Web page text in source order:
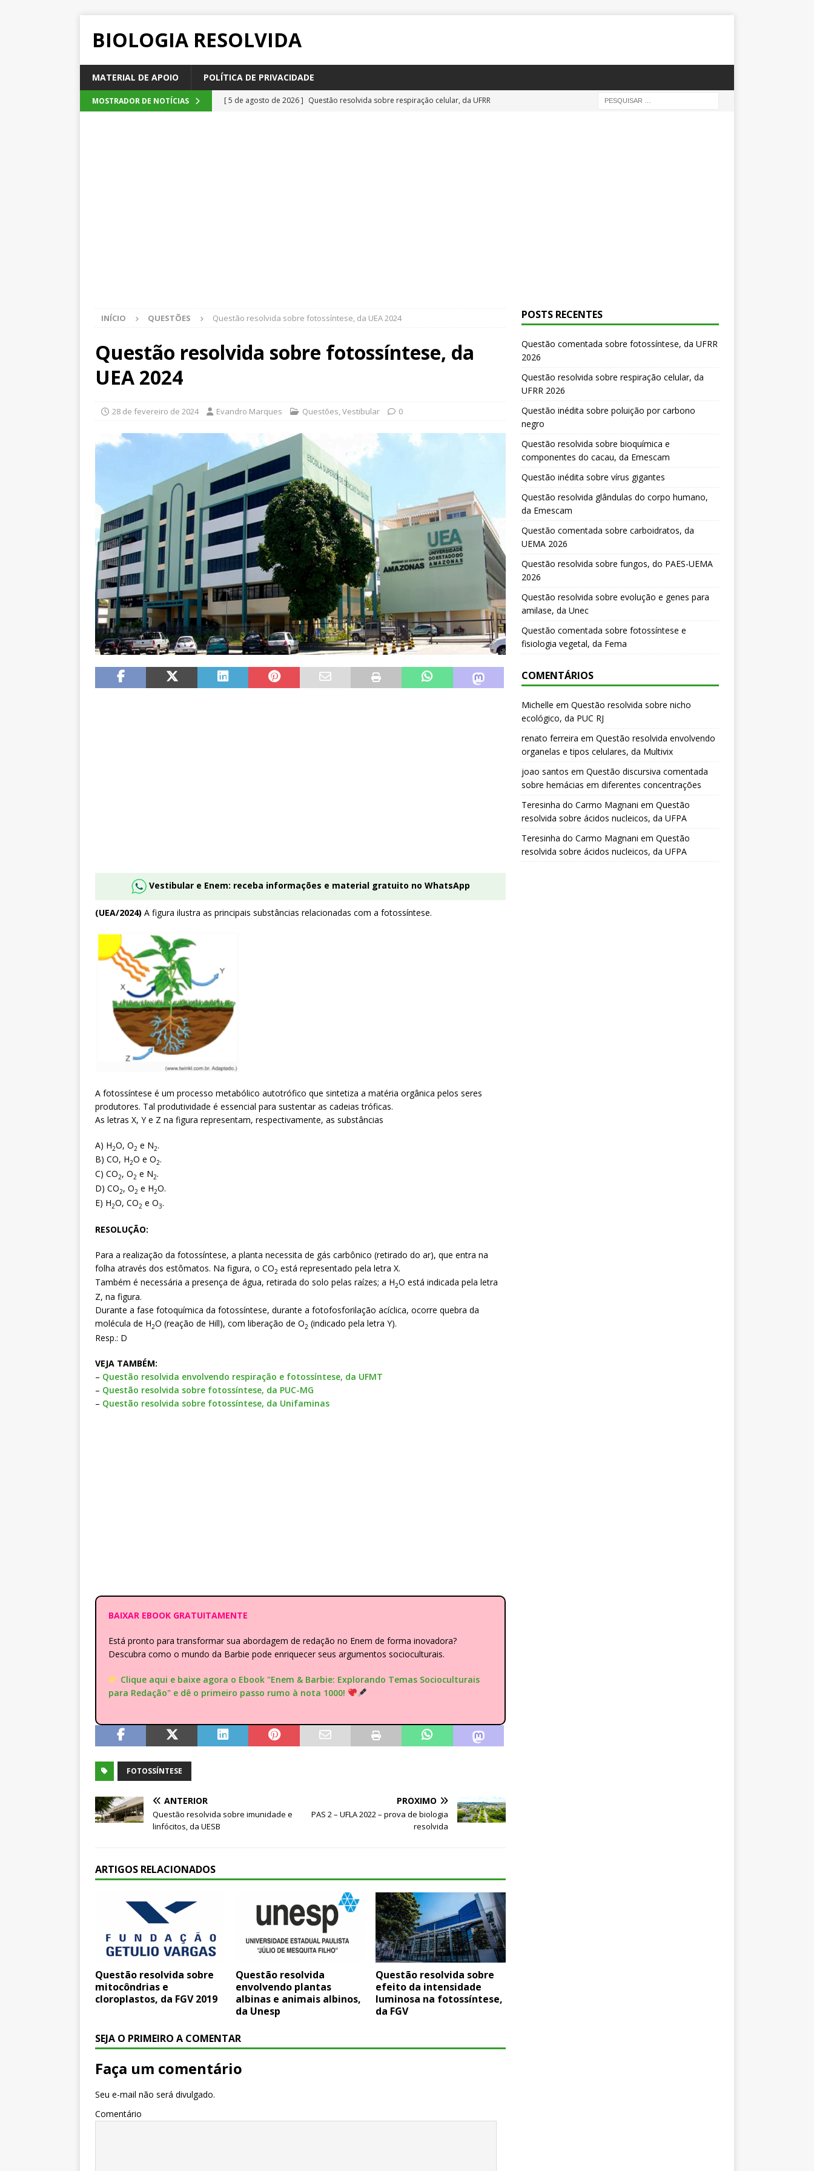
BIOLOGIA RESOLVIDA
MATERIAL DE APOIO POLÍTICA DE PRIVACIDADE
MOSTRADOR DE NOTÍCIAS [ 5 de agosto de 2026 ] Questão resolvida sobre respiração celular, da UFRR
INÍCIO QUESTÕES Questão resolvida sobre fotossíntese, da UEA 2024
Questão resolvida sobre fotossíntese, da
UEA 2024
28 de fevereiro de 2024 Evandro Marques Questões,Vestibular 0
Vestibular e Enem: receba informações e material gratuito no WhatsApp
(UEA/2024) A figura ilustra as principais substâncias relacionadas com a fotossíntese.
A fotossíntese é um processo metabólico autotrófico que sintetiza a matéria orgânica pelos seres
produtores. Tal produtividade é essencial para sustentar as cadeias tróficas.
As letras X, Y e Z na figura representam, respectivamente, as substâncias
A) H2O, O2 e N2.
B) CO, H2O e O2.
C) CO2, O2 e N2.
D) CO2, O2 e H2O.
E) H2O, CO2 e O3.
RESOLUÇÃO:
Para a realização da fotossíntese, a planta necessita de gás carbônico (retirado do ar), que entra na
folha através dos estômatos. Na figura, o CO2 está representado pela letra X.
Também é necessária a presença de água, retirada do solo pelas raízes; a H2O está indicada pela letra
Z, na figura.
Durante a fase fotoquímica da fotossíntese, durante a fotofosforilação acíclica, ocorre quebra da
molécula de H2O (reação de Hill), com liberação de O2 (indicado pela letra Y).
Resp.: D
VEJA TAMBÉM:
– Questão resolvida envolvendo respiração e fotossíntese, da UFMT
– Questão resolvida sobre fotossíntese, da PUC-MG
– Questão resolvida sobre fotossíntese, da Unifaminas
BAIXAR EBOOK GRATUITAMENTE
Está pronto para transformar sua abordagem de redação no Enem de forma inovadora?
Descubra como o mundo da Barbie pode enriquecer seus argumentos socioculturais.
Clique aqui e baixe agora o Ebook "Enem & Barbie: Explorando Temas Socioculturais
para Redação" e dê o primeiro passo rumo à nota 1000!
FOTOSSÍNTESE
ANTERIOR
Questão resolvida sobre imunidade e
linfócitos, da UESB
PRÓXIMO
PAS 2 – UFLA 2022 – prova de biologia
resolvida
ARTIGOS RELACIONADOS
Questão resolvida sobre
mitocôndrias e
cloroplastos, da FGV 2019
Questão resolvida
envolvendo plantas
albinas e animais albinos,
da Unesp
Questão resolvida sobre
efeito da intensidade
luminosa na fotossíntese,
da FGV
SEJA O PRIMEIRO A COMENTAR
Faça um comentário
Seu e-mail não será divulgado.
Comentário
POSTS RECENTES
Questão comentada sobre fotossíntese, da UFRR
2026
Questão resolvida sobre respiração celular, da
UFRR 2026
Questão inédita sobre poluição por carbono
negro
Questão resolvida sobre bioquímica e
componentes do cacau, da Emescam
Questão inédita sobre vírus gigantes
Questão resolvida glândulas do corpo humano,
da Emescam
Questão comentada sobre carboidratos, da
UEMA 2026
Questão resolvida sobre fungos, do PAES-UEMA
2026
Questão resolvida sobre evolução e genes para
amilase, da Unec
Questão comentada sobre fotossíntese e
fisiologia vegetal, da Fema
COMENTÁRIOS
Michelle em Questão resolvida sobre nicho
ecológico, da PUC RJ
renato ferreira em Questão resolvida envolvendo
organelas e tipos celulares, da Multivix
joao santos em Questão discursiva comentada
sobre hemácias em diferentes concentrações
Teresinha do Carmo Magnani em Questão
resolvida sobre ácidos nucleicos, da UFPA
Teresinha do Carmo Magnani em Questão
resolvida sobre ácidos nucleicos, da UFPA